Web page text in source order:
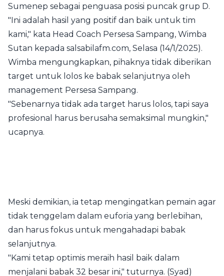
Sumenep sebagai penguasa posisi puncak grup D.
"Ini adalah hasil yang positif dan baik untuk tim
kami," kata Head Coach Persesa Sampang, Wimba
Sutan kepada salsabilafm.com, Selasa (14/1/2025).
Wimba mengungkapkan, pihaknya tidak diberikan
target untuk lolos ke babak selanjutnya oleh
management Persesa Sampang.
"Sebenarnya tidak ada target harus lolos, tapi saya
profesional harus berusaha semaksimal mungkin,"
ucapnya.
Meski demikian, ia tetap mengingatkan pemain agar
tidak tenggelam dalam euforia yang berlebihan,
dan harus fokus untuk mengahadapi babak
selanjutnya.
"Kami tetap optimis meraih hasil baik dalam
menjalani babak 32 besar ini," tuturnya. (Syad)